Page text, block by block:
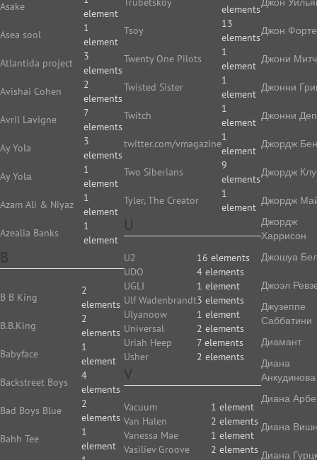
Asake
element
Asea sool
1
element
Atlantida project
3
elements
Avishai Cohen
2
elements
Avril Lavigne
7
elements
Ay Yola
3
elements
Ay Yolа
1
element
Azam Ali & Niyaz
1
element
Azealia Banks
1
element
B
B B King
2
elements
B.B.King
2
elements
Babyface
1
element
Backstreet Boys
4
elements
Bad Boys Blue
2
elements
Bahh Tee
1
element
elements
Tsoy
13
elements
Twenty One Pilots
1
element
Twisted Sister
1
element
Twitch
1
element
twitter.com/vmagazine
1
element
Two Siberians
9
elements
Tyler, The Creator
1
element
U
U2
16 elements
UDO
4 elements
UGLI
1 element
Ulf Wadenbrandt3 elements
Ulyanoow
1 element
Universal
2 elements
Uriah Heep
7 elements
Usher
2 elements
V
Vacuum
1 element
Van Halen
2 elements
Vanessa Mae
1 element
Vasiliev Groove
2 elements
Джон Форте
Джони
Джонни
Джонни
Джордж
Джордж
Джордж
Джордж
Харрисон
Джошуа
Джоэл
Джузеппе
Саббатини
Диамант
Диана
Анкудинова
Диана
Диана
Диана